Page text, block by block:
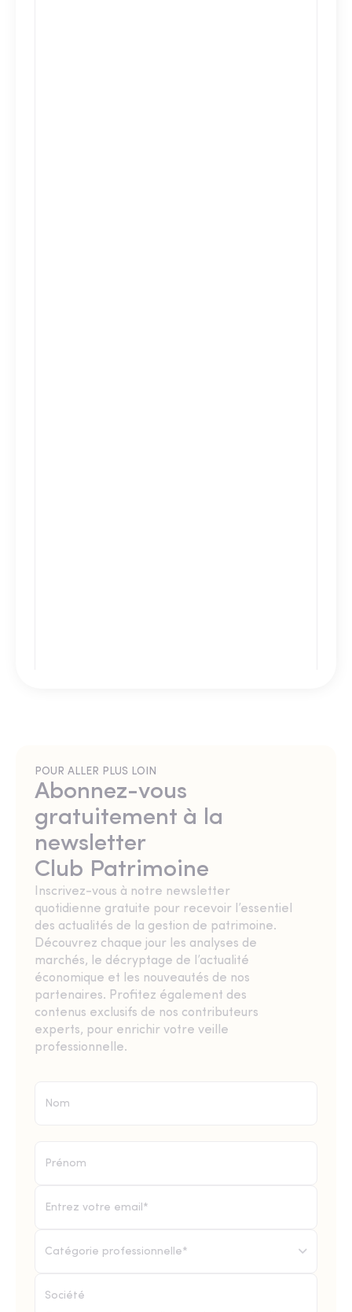
POUR ALLER PLUS LOIN
Abonnez-vous
gratuitement à la
newsletter
Club Patrimoine
Inscrivez-vous à notre newsletter
quotidienne gratuite pour recevoir l’essentiel
des actualités de la gestion de patrimoine.
Découvrez chaque jour les analyses de
marchés, le décryptage de l’actualité
économique et les nouveautés de nos
partenaires. Profitez également des
contenus exclusifs de nos contributeurs
experts, pour enrichir votre veille
professionnelle.
Catégorie professionnelle*